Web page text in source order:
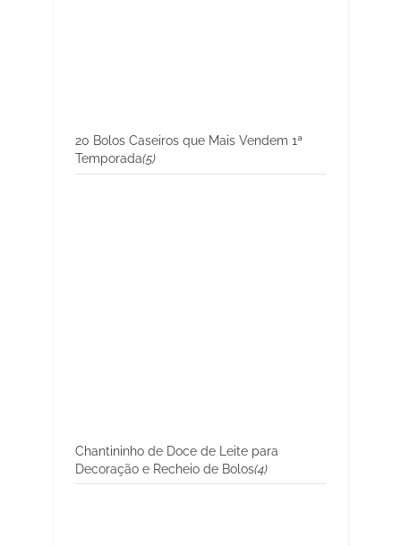
20 Bolos Caseiros que Mais Vendem 1ª
Temporada(5)
Chantininho de Doce de Leite para
Decoração e Recheio de Bolos(4)